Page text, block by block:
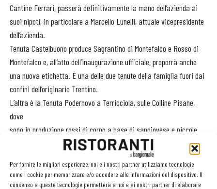
Per fornire le migliori esperienze, noi e i nostri partner utilizziamo tecnologie
come i cookie per memorizzare e/o accedere alle informazioni del dispositivo. Il
consenso a queste tecnologie permetterà a noi e ai nostri partner di elaborare
Cantine Ferrari, passerà definitivamente la mano dell’azienda ai
suoi nipoti, in particolare a Marcello Lunelli, attuale vicepresidente
dell’azienda.
Tenuta Castelbuono produce Sagrantino di Montefalco e Rosso di
Montefalco e, all’atto dell’inaugurazione ufficiale, proporrà anche
una nuova etichetta. È una delle due tenute della famiglia fuori dai
confini dell’originario Trentino.
L’altra è la Tenuta Podernovo a Terricciola, sulle Colline Pisane,
dove
sono in produzione rossi di corpo a base di sangiovese e piccole
percentuali di cabernet, merlot e vitigni locali.
Nuovi modelli di marketing territoriale
La struttura di Antinori a Bargino, frazione di San Casciano Val di